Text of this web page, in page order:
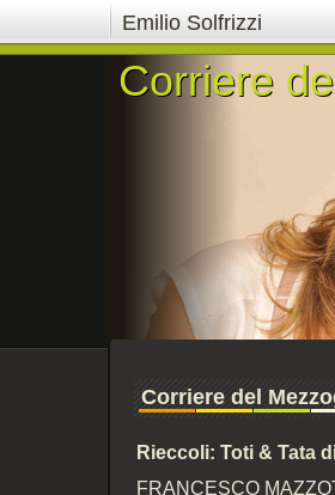
Emilio Solfrizzi
Corriere
Corriere
Corriere del
Rieccoli: Toti & Tata
FRANCESCO